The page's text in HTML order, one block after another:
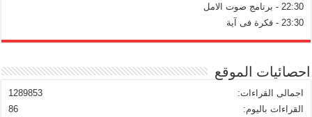
22:30 - برنامج صوت الامل
23:30 - فكرة فى آية
احصائيات الموقع
1289853
اجمالى القراءات:
86
القراءات باليوم: